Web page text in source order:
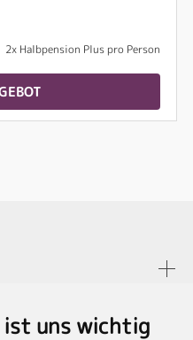
uns wichtig
2x Halbpension Plus pro Person